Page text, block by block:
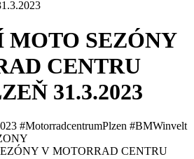
MOTO SEZÓNY
CENTRU
31.3.2023
#MotorradcentrumPlzen #BMWinvelt